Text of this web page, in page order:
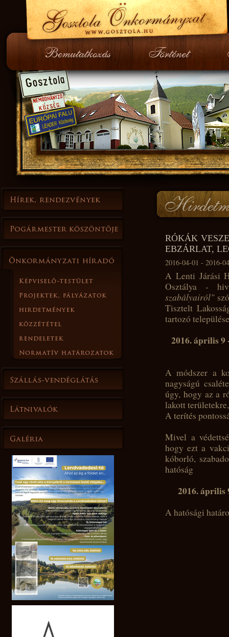
RÓKÁK
EBZÁRLAT,
2016-04-01 - 2016-
A Lenti Járási
Osztálya -
szabályairól"
Tisztelt
tartozó
2016. április
A módszer a
nagyságú
úgy, hogy az a
lakott
A terítés
Mivel a
hogy ezt a
kóborló,
hatóság
2016. április
A hatósági